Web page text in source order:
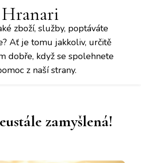
Hranari
zboží, služby, poptáváte
Ať je tomu jakkoliv, určitě
dobře, když se spolehnete
z naší strany.
zamyšlená!